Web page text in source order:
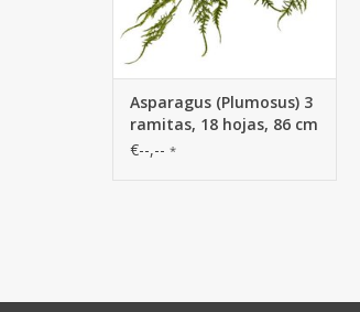
Asparagus (Plumosus) 3
ramitas, 18 hojas, 86 cm
€--,-- *